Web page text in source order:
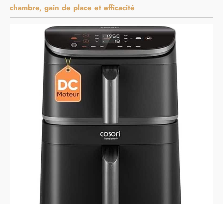
chambre, gain de place et efficacité